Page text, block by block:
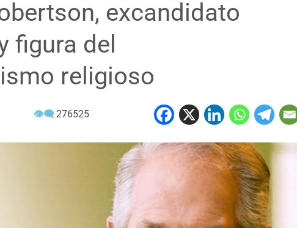
excandidato
figura del
religioso
👁‍🗨 276525